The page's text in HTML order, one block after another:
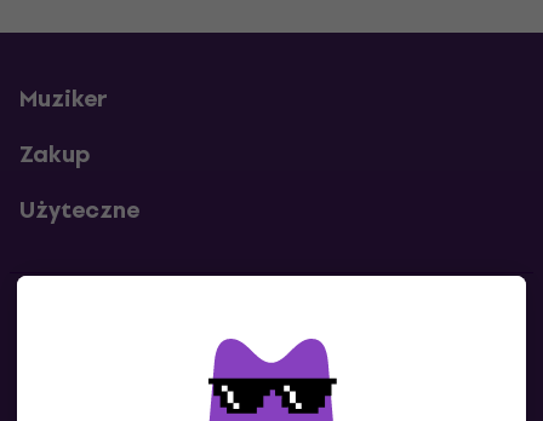
Muziker
Zakup
Użyteczne
Skontaktuj się z nami